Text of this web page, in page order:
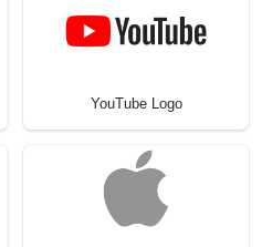
YouTube Logo